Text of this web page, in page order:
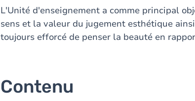
L'Unité d'enseignement a comme principal
sens et la valeur du jugement esthétique
toujours efforcé de penser la beauté en
Contenu